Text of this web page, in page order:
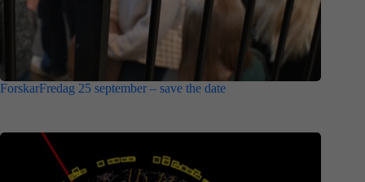
ForskarFredag 25 september – save the date